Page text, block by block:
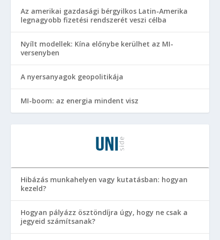
Az amerikai gazdasági bérgyilkos Latin-Amerika
legnagyobb fizetési rendszerét veszi célba
Nyílt modellek: Kína előnybe kerülhet az MI-
versenyben
A nyersanyagok geopolitikája
MI-boom: az energia mindent visz
Hibázás munkahelyen vagy kutatásban: hogyan
kezeld?
Hogyan pályázz ösztöndíjra úgy, hogy ne csak a
jegyeid számítsanak?